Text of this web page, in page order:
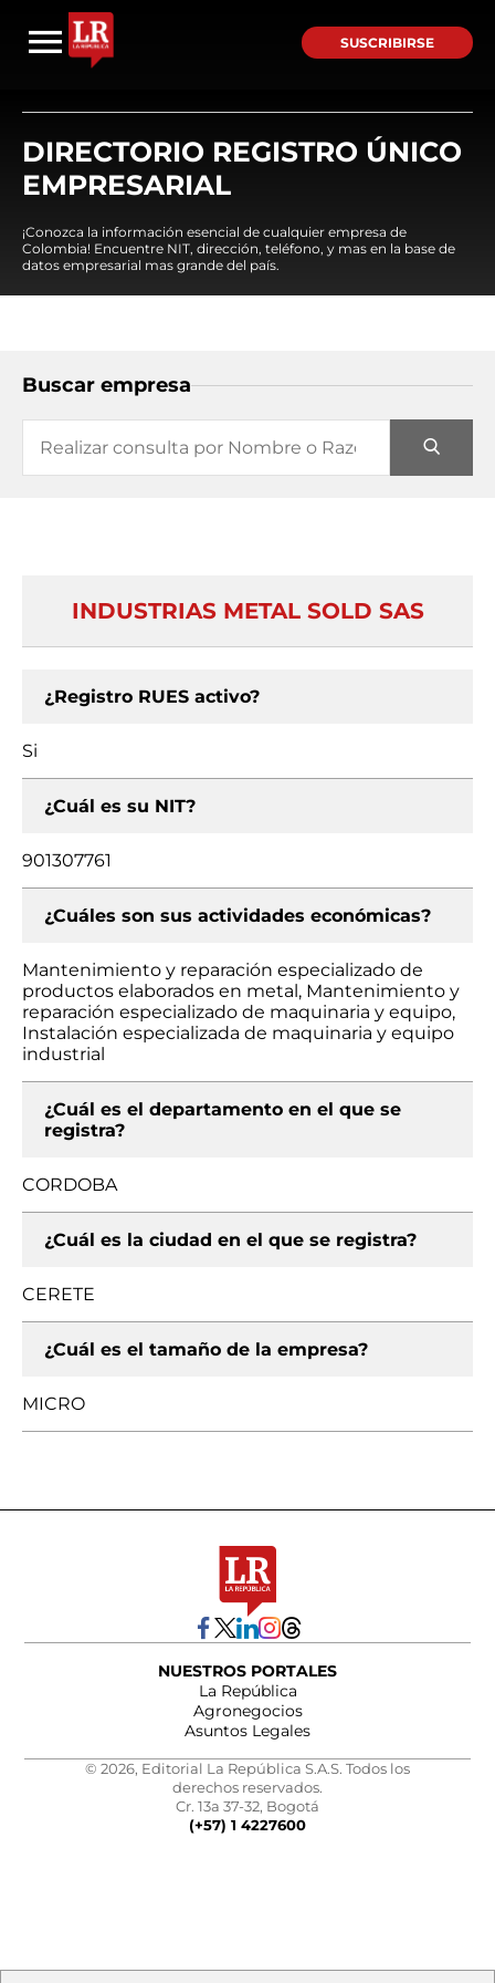
SUSCRIBIRSE
DIRECTORIO REGISTRO ÚNICO
EMPRESARIAL
¡Conozca la información esencial de cualquier empresa de
Colombia! Encuentre NIT, dirección, teléfono, y mas en la base de
datos empresarial mas grande del país.
Buscar empresa
INDUSTRIAS METAL SOLD SAS
¿Registro RUES activo?
Si
¿Cuál es su NIT?
901307761
¿Cuáles son sus actividades económicas?
Mantenimiento y reparación especializado de
productos elaborados en metal, Mantenimiento y
reparación especializado de maquinaria y equipo,
Instalación especializada de maquinaria y equipo
industrial
¿Cuál es el departamento en el que se
registra?
CORDOBA
¿Cuál es la ciudad en el que se registra?
CERETE
¿Cuál es el tamaño de la empresa?
MICRO
NUESTROS PORTALES
La República
Agronegocios
Asuntos Legales
© 2026, Editorial La República S.A.S. Todos los
derechos reservados.
Cr. 13a 37-32, Bogotá
(+57) 1 4227600